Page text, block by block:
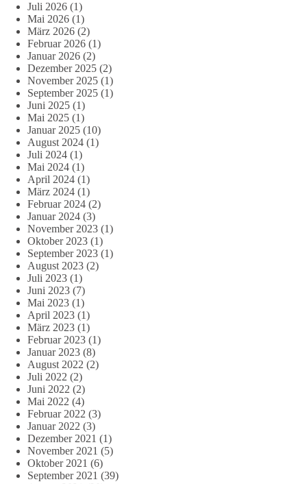
Juli 2026 (1)
Mai 2026 (1)
März 2026 (2)
Februar 2026 (1)
Januar 2026 (2)
Dezember 2025 (2)
November 2025 (1)
September 2025 (1)
Juni 2025 (1)
Mai 2025 (1)
Januar 2025 (10)
August 2024 (1)
Juli 2024 (1)
Mai 2024 (1)
April 2024 (1)
März 2024 (1)
Februar 2024 (2)
Januar 2024 (3)
November 2023 (1)
Oktober 2023 (1)
September 2023 (1)
August 2023 (2)
Juli 2023 (1)
Juni 2023 (7)
Mai 2023 (1)
April 2023 (1)
März 2023 (1)
Februar 2023 (1)
Januar 2023 (8)
August 2022 (2)
Juli 2022 (2)
Juni 2022 (2)
Mai 2022 (4)
Februar 2022 (3)
Januar 2022 (3)
Dezember 2021 (1)
November 2021 (5)
Oktober 2021 (6)
September 2021 (39)